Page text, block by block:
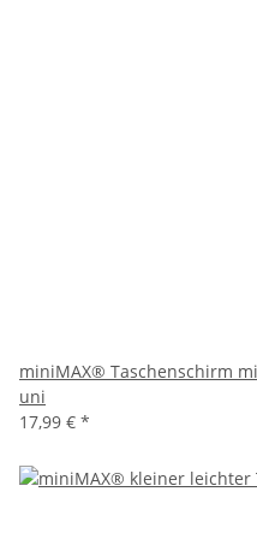
miniMAX® Taschenschirm
uni
17,99 € *